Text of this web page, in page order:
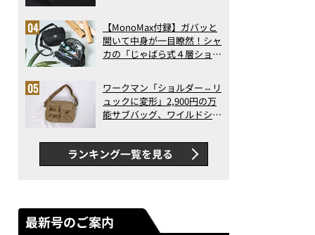
アの実力
【MonoMax付録】ガバッと
開いて中身が一目瞭然！シャ
カの「じゃばら式４層ショル
った！
ワークマン「ショルダー⇔リ
ュックに変形」2,900円の万
能サブバッグ、ワイルドシン
録…ほか【休日バッグの人気
記事ランキングベスト3】
（2026年6月版）
ランキング一覧を見る
最新号のご案内